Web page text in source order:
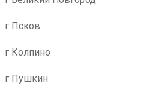
г Псков
г Колпино
г Пушкин